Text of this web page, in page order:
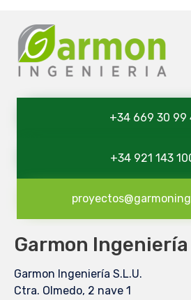
+34 669 30 99
+34 921 143
Garmon Ingeniería
Garmon Ingeniería S.L.U.
Ctra. Olmedo, 2 nave 1